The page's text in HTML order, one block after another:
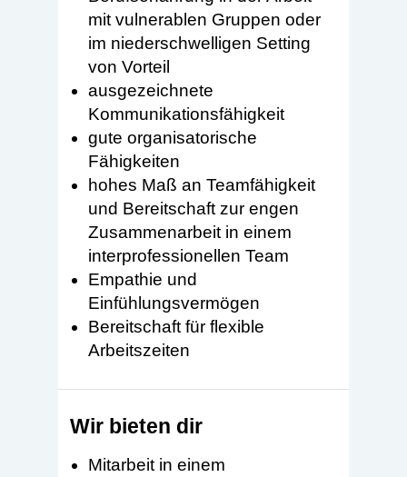
mit vulnerablen Gruppen oder
im niederschwelligen Setting
von Vorteil
ausgezeichnete
Kommunikationsfähigkeit
gute organisatorische
Fähigkeiten
hohes Maß an Teamfähigkeit
und Bereitschaft zur engen
Zusammenarbeit in einem
interprofessionellen Team
Empathie und
Einfühlungsvermögen
Bereitschaft für flexible
Arbeitszeiten
Wir bieten dir
Mitarbeit in einem